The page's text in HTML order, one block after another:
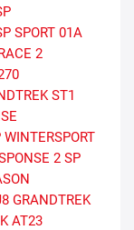
SPORT 01A
2
ST1
WINTERSPORT
2 SP
GRANDTREK
AT23